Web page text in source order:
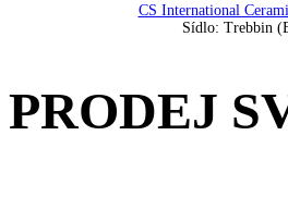
CS International
Sídlo: Trebbin
PRODEJ